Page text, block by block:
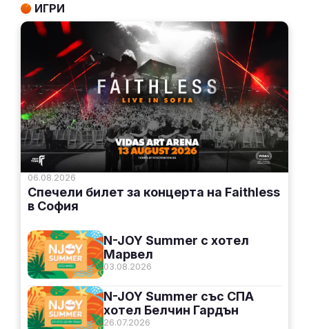
ИГРИ
06.08.2026
Спечели билет за концерта на Faithless
в София
03.08.2026
N-JOY Summer с хотел
Марвел
26.07.2026
N-JOY Summer със СПА
хотел Белчин Гардън